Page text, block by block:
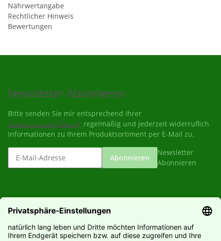
Nährwertangabe
Rechtlicher Hinweis
Bewertungen
Newsletter Abonnieren
Bitte senden Sie mir entsprechend Ihrer
Datenschutzerklärung regelmäßig und jederzeit widerruflich
Informationen zu Ihrem Produktsortiment per E-Mail zu.
Abonnieren
Newsletter
Abonnieren
Informationen